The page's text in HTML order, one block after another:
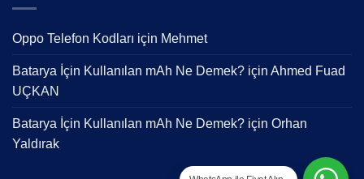
Oppo Telefon Kodları için Mehmet
Batarya İçin Kullanılan mAh Ne Demek? için Ahmed Fuad
UÇKAN
Batarya İçin Kullanılan mAh Ne Demek? için Orhan
Yaldırak